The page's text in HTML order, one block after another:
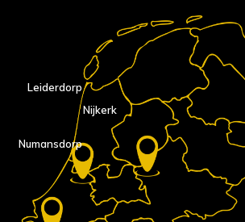
Nijkerk
Numansdorp
Leiderdorp